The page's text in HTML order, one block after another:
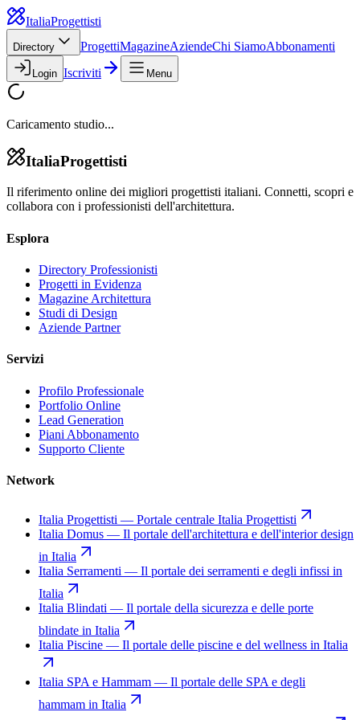
ItaliaProgettisti
Directory ProgettiMagazineAziendeChi SiamoAbbonamenti
Login Iscriviti Menu
Caricamento studio...
ItaliaProgettisti
Il riferimento online dei migliori progettisti italiani. Connetti, scopri e
collabora con i professionisti dell'architettura.
Esplora
Directory Professionisti
Progetti in Evidenza
Magazine Architettura
Studi di Design
Aziende Partner
Servizi
Profilo Professionale
Portfolio Online
Lead Generation
Piani Abbonamento
Supporto Cliente
Network
Italia Progettisti — Portale centrale Italia Progettisti
Italia Domus — Il portale dell'architettura e dell'interior design
in Italia
Italia Serramenti — Il portale dei serramenti e degli infissi in
Italia
Italia Blindati — Il portale della sicurezza e delle porte
blindate in Italia
Italia Piscine — Il portale delle piscine e del wellness in Italia
Italia SPA e Hammam — Il portale delle SPA e degli
hammam in Italia